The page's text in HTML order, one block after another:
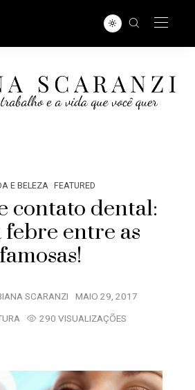
E BELEZA FEATURED
contato dental:
febre entre as
famosas!
SCARANZI MAIO 29, 2017
290 VISUALIZAÇÕES